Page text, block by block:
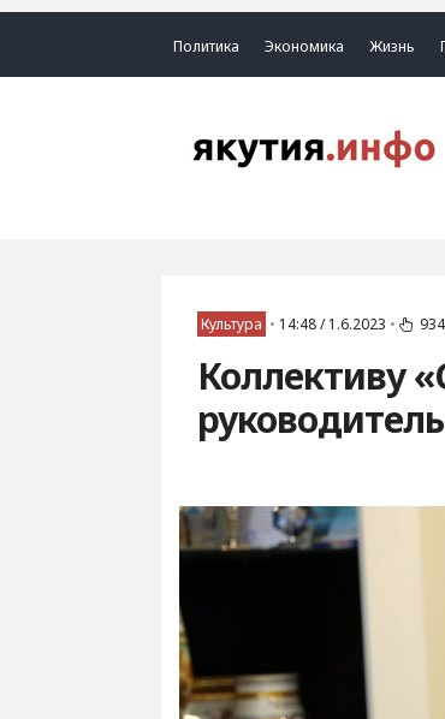
Политика Экономика Жизнь
Культура • 14:48 / 1.6.2023 •
Коллективу
руководитель